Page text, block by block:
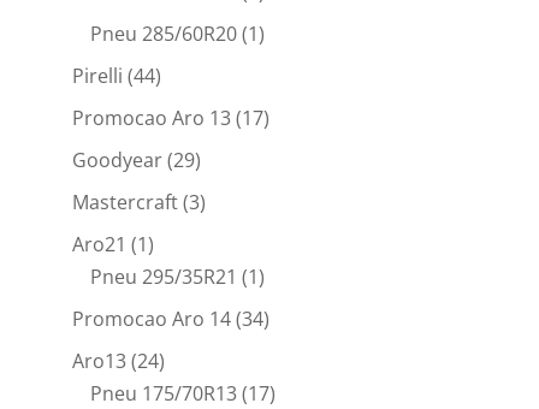
Pneu 285/60R20(1)
Pirelli (44)
Promocao Aro 13(17)
Goodyear(29)
Mastercraft(3)
Aro21 (1)
Pneu 295/35R21 (1)
Promocao Aro 14(34)
Aro13(24)
Pneu 175/70R13(17)